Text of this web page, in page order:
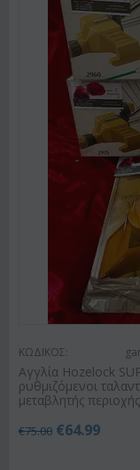
ΚΩΔΙΚΟΣ:
Αγγλία Hozelock
ρυθμιζόμενοι
μεταβλητής περιοχής
€75.00 €64.99